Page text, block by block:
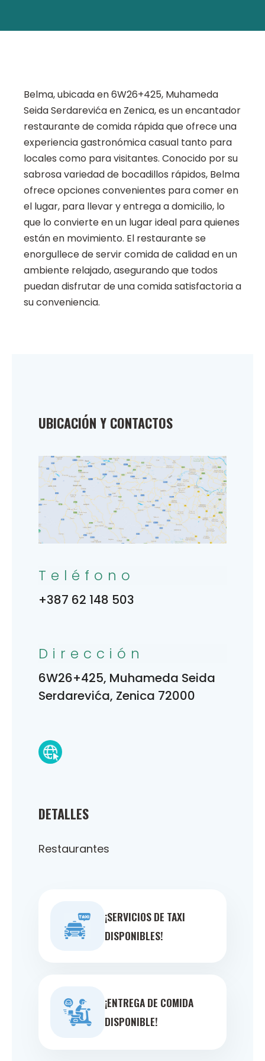
Belma, ubicada en 6W26+425, Muhameda
Seida Serdarevića en Zenica, es un encantador
restaurante de comida rápida que ofrece una
experiencia gastronómica casual tanto para
locales como para visitantes. Conocido por su
sabrosa variedad de bocadillos rápidos, Belma
ofrece opciones convenientes para comer en
el lugar, para llevar y entrega a domicilio, lo
que lo convierte en un lugar ideal para quienes
están en movimiento. El restaurante se
enorgullece de servir comida de calidad en un
ambiente relajado, asegurando que todos
puedan disfrutar de una comida satisfactoria a
su conveniencia.
DETALLES
Restaurantes
¡SERVICIOS DE TAXI
DISPONIBLES!
¡ENTREGA DE COMIDA
DISPONIBLE!
UBICACIÓN Y CONTACTOS
Teléfono
+387 62 148 503
Dirección
6W26+425, Muhameda Seida
Serdarevića, Zenica 72000